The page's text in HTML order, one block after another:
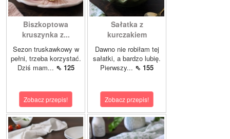
Biszkoptowa
kruszynka z...
Sezon truskawkowy w
pełni, trzeba korzystać.
Dziś mam... ⇖ 125
Zobacz przepis!
Sałatka z
kurczakiem
Dawno nie robiłam tej
sałatki, a bardzo lubię.
Pierwszy... ⇖ 155
Zobacz przepis!